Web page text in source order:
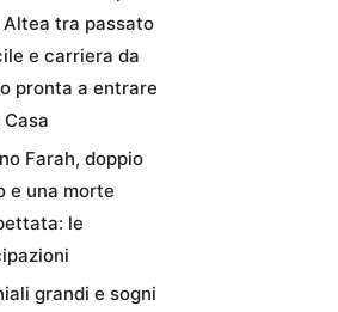
Altea tra passato
e carriera da
pronta a entrare
Farah, doppio
e una morte
le
grandi e sogni